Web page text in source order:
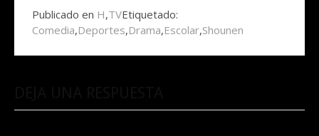
Publicado en H,TVEtiquetado:
Comedia,Deportes,Drama,Escolar,Shounen